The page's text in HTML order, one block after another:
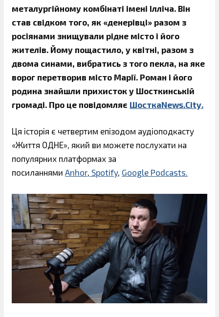
металургійному комбінаті імені Ілліча. Він
став свідком того, як «денерівці» разом з
росіянами знищували рідне місто і його
жителів. Йому пощастило, у квітні, разом з
двома синами, вибратись з того пекла, на яке
ворог перетворив місто Марії. Роман і його
родина знайшли прихисток у Шосткинській
громаді. Про це повідомляє ШосткаNews.City.
Ця історія є четвертим епізодом аудіоподкасту
«Життя ОДНЕ», який ви можете послухати на
популярних платформах за
посиланнями Anhor, Spotify, Google Podcasts.